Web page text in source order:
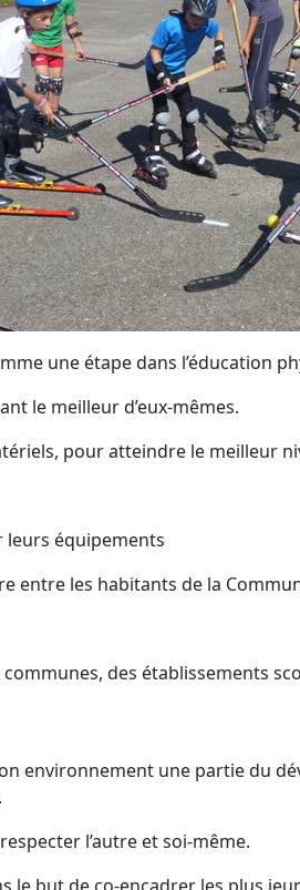
une étape dans l’éducation
le meilleur d’eux-mêmes.
pour atteindre le meilleur
leurs équipements
entre les habitants de la
des établissements
environnement une partie du
l’autre et soi-même.